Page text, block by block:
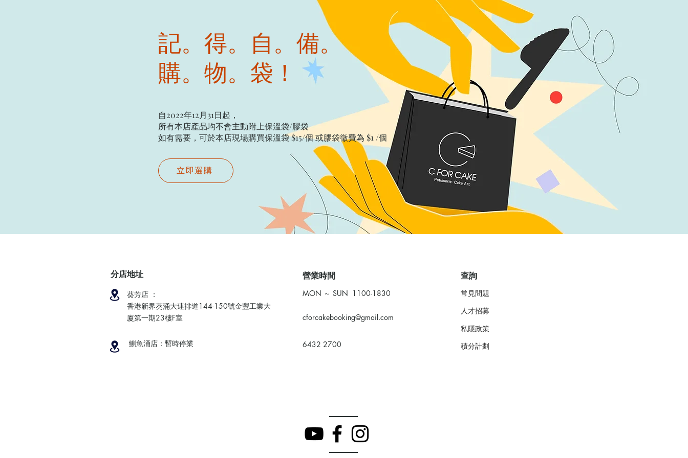
記。得。自。備。
購。物。袋！
自2022年12月31日起，
所有本店產品均不會主動附上保溫袋/膠袋​
如有需要，可於本店現場購買保溫袋 $15/個​ 或膠袋徵費為 $1 /個
立即選購
分店地址
葵芳店 ：
香港新界葵涌大連排道144-150號金豐工業大
廈第一期23樓F室
鰂魚涌店：暫時停業
​營業時間
MON ～ SUN 1100-1830
cforcakebooking@gmail.com
6432 2700
查詢
常見問題
人才招募
私隱政策
​積分計劃